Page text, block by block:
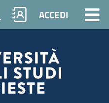
Salta al contenuto principale
ACCEDI